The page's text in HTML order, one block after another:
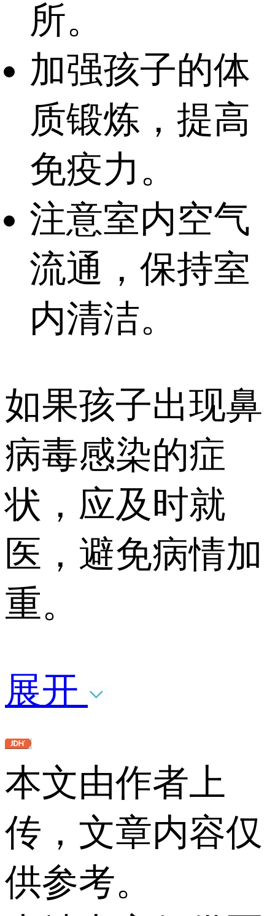
所。
加强孩子的体
质锻炼，提高
免疫力。
注意室内空气
流通，保持室
内清洁。
如果孩子出现鼻
病毒感染的症
状，应及时就
医，避免病情加
重。
展开
本文由作者上
传，文章内容仅
供参考。